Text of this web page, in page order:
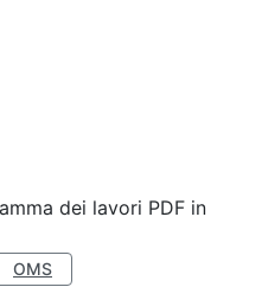
dei lavori PDF in
OMS